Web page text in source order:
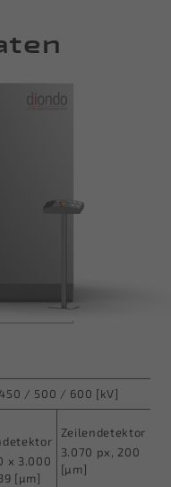
/ 500 / 600 [kV]
x 3.000
[µm]
Zeilendetektor
3.070 px, 200
[µm]